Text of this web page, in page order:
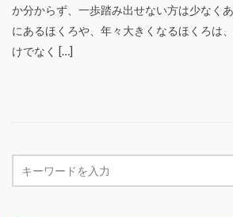
か分からず、一歩踏み出せない方は少なく
にあるほくろや、年々大きくなるほくろは
けでなく […]